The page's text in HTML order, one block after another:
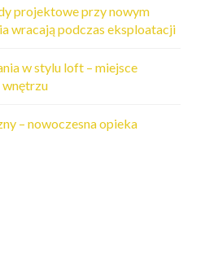
projektowe przy nowym
wracają podczas eksploatacji
w stylu loft – miejsce
wnętrzu
– nowoczesna opieka